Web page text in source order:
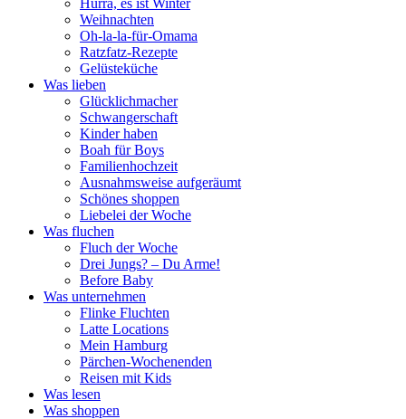
Hurra, es ist Winter
Weihnachten
Oh-la-la-für-Omama
Ratzfatz-Rezepte
Gelüsteküche
Was lieben
Glücklichmacher
Schwangerschaft
Kinder haben
Boah für Boys
Familienhochzeit
Ausnahmsweise aufgeräumt
Schönes shoppen
Liebelei der Woche
Was fluchen
Fluch der Woche
Drei Jungs? – Du Arme!
Before Baby
Was unternehmen
Flinke Fluchten
Latte Locations
Mein Hamburg
Pärchen-Wochenenden
Reisen mit Kids
Was lesen
Was shoppen